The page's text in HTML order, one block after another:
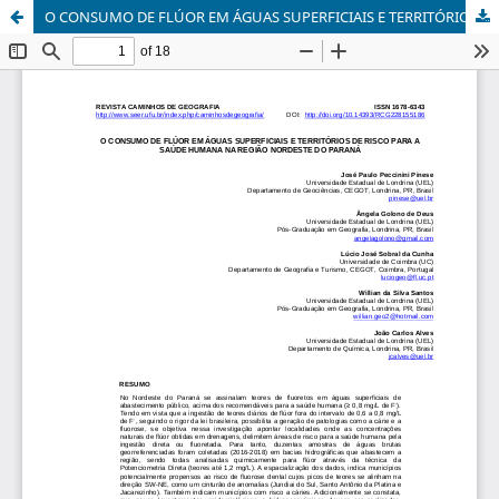
O CONSUMO DE FLÚOR EM ÁGUAS SUPERFICIAIS E TERRITÓRIOS DE RISCO PARA A SAÚDE HUMANA NA REGIÃO NORDESTE DO PARANÁ